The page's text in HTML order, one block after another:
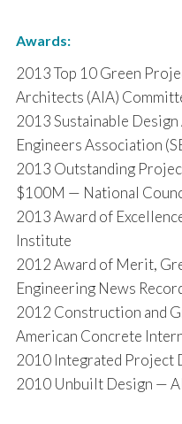
Awards:
2013 Top 10 Green
Architects (AIA)
2013 Sustainable
Engineers Association
2013 Outstanding
$100M — National
2013 Award of
Institute
2012 Award of Merit,
Engineering News
2012 Construction and
American Concrete
2010 Integrated Project
2010 Unbuilt Design —